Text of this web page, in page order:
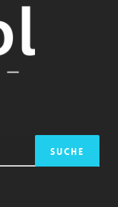
Suche